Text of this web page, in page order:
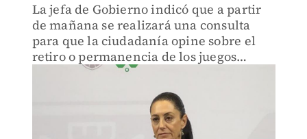
La jefa de Gobierno indicó que a partir
de mañana se realizará una consulta
para que la ciudadanía opine sobre el
retiro o permanencia de los juegos
mecánicos.